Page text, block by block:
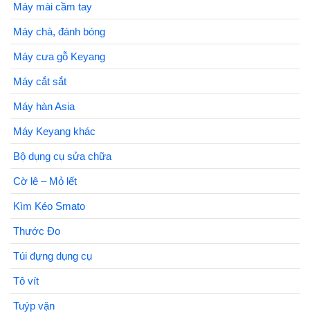
Máy mài cầm tay
Máy chà, đánh bóng
Máy cưa gỗ Keyang
Máy cắt sắt
Máy hàn Asia
Máy Keyang khác
Bộ dụng cụ sửa chữa
Cờ lê – Mỏ lết
Kìm Kéo Smato
Thước Đo
Túi đựng dụng cụ
Tô vít
Tuýp vặn